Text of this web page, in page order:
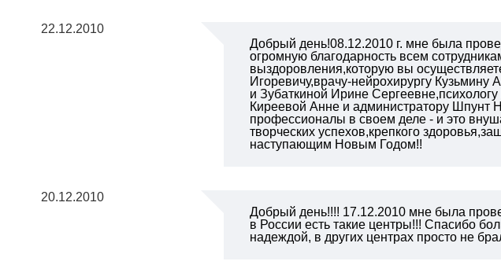
22.12.2010
Добрый день!08.12.2010 г. мне была
огромную благодарность всем
выздоровления,которую вы
Игоревичу,врачу-нейрохирургу
и Зубаткиной Ирине
Киреевой Анне и администратору Шпунт
профессионалы в своем деле - и это
творческих успехов,крепкого
наступающим Новым Годом!!
20.12.2010
Добрый день!!!! 17.12.2010 мне была
в России есть такие центры!!! Спасибо
надеждой, в других центрах просто не